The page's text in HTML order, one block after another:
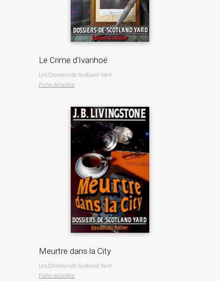
Le Crime d'Ivanhoé
Les Dossiers de Scotland Yard
Fiche détaillée
Meurtre dans la City
Les Dossiers de Scotland Yard
Fiche détaillée